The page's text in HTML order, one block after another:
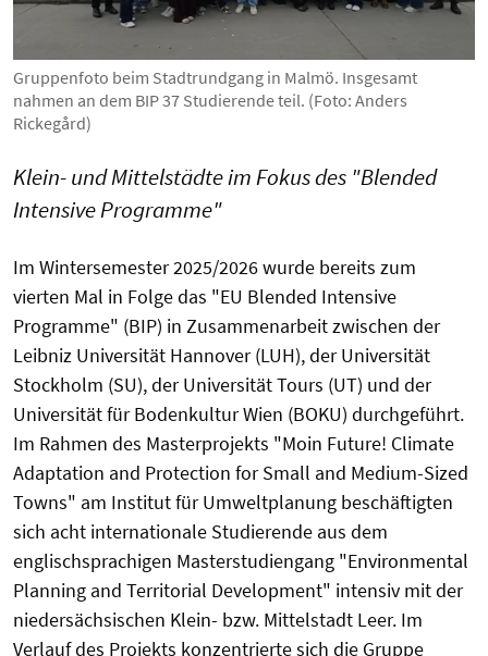
Gruppenfoto beim Stadtrundgang in Malmö. Insgesamt
nahmen an dem BIP 37 Studierende teil. (Foto: Anders
Rickegård)
Klein- und Mittelstädte im Fokus des "Blended
Intensive Programme"
Im Wintersemester 2025/2026 wurde bereits zum
vierten Mal in Folge das "EU Blended Intensive
Programme" (BIP) in Zusammenarbeit zwischen der
Leibniz Universität Hannover (LUH), der Universität
Stockholm (SU), der Universität Tours (UT) und der
Universität für Bodenkultur Wien (BOKU) durchgeführt.
Im Rahmen des Masterprojekts "Moin Future! Climate
Adaptation and Protection for Small and Medium-Sized
Towns" am Institut für Umweltplanung beschäftigten
sich acht internationale Studierende aus dem
englischsprachigen Masterstudiengang "Environmental
Planning and Territorial Development" intensiv mit der
niedersächsischen Klein- bzw. Mittelstadt Leer. Im
Verlauf des Projekts konzentrierte sich die Gruppe